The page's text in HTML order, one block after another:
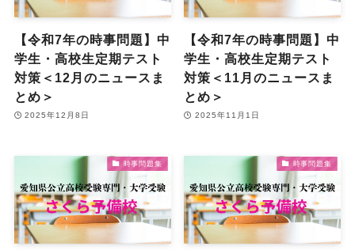
【令和7年の時事問題】中
学生・高校生定期テスト
対策＜12月のニュースま
とめ＞
2025年12月8日
【令和7年の時事問題】中
学生・高校生定期テスト
対策＜11月のニュースま
とめ＞
2025年11月1日
時事問題集 時事問題集